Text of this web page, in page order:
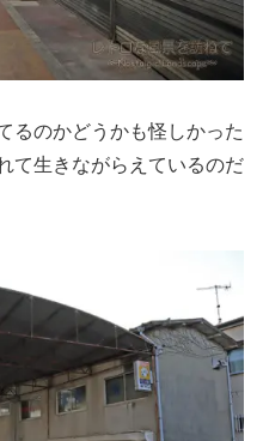
るのかどうかも怪しかった
て生きながらえているのだ